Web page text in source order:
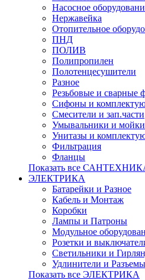
Насосное
Нержавейка
Отопительное
ПНД
ПОЛИВ
Полипропилен
Полотенцесушители
Разное
Резьбовые и сварные
Сифоны и
Смесители и зап.части
Умывальники и мойки
Унитазы и
Фильтрация
Фланцы
Показать все
ЭЛЕКТРИКА
Батарейки и Разное
Кабель и Монтаж
Коробки
Лампы и Патроны
Модульное
Розетки и
Светильники и
Удлинители и Разъемы
Показать все ЭЛЕКТРИКА